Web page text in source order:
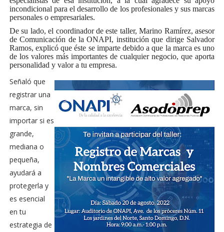
incondicional para el desarrollo de los profesionales y sus marcas
personales o empresariales.
De su lado, el coordinador de este taller, Marino Ramírez, asesor
de Comunicación de la ONAPI, institución que dirige Salvador
Ramos, explicó que éste se imparte debido a que la marca es uno
de los valores más importantes de cualquier negocio, que aporta
personalidad y valor a tu empresa.
Señaló que
registrar una
marca, sin
importar si es
grande,
mediana o
pequeña,
ayudará a
protegerla y
es esencial
en tu
estrategia de